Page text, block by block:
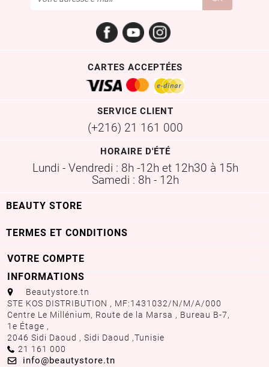
FacebookYouTubeInstagram
CARTES ACCEPTÉES
SERVICE CLIENT
(+216) 21 161 000
HORAIRE D'ÉTÉ
Lundi - Vendredi : 8h -12h et 12h30 à 15h
Samedi : 8h - 12h
BEAUTY STORE
TERMES ET CONDITIONS
VOTRE COMPTE
INFORMATIONS
aaa
Beautystore.tn
STE KOS DISTRIBUTION , MF:1431032/N/M/A/000
Centre Le Millénium, Route de la Marsa , Bureau B-7,
1e Étage ,
2046 Sidi Daoud , Sidi Daoud ,Tunisie
Call us:
21 161 000
Email us:
info@beautystore.tn